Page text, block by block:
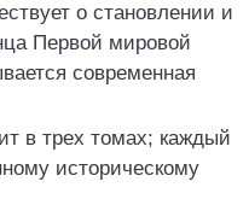
о становлении и
Первой мировой
современная
в трех томах; каждый
историческому